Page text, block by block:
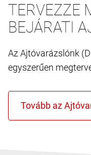
TERVEZZE
BEJÁRATI
Az Ajtóvarázslónk
egyszerűen